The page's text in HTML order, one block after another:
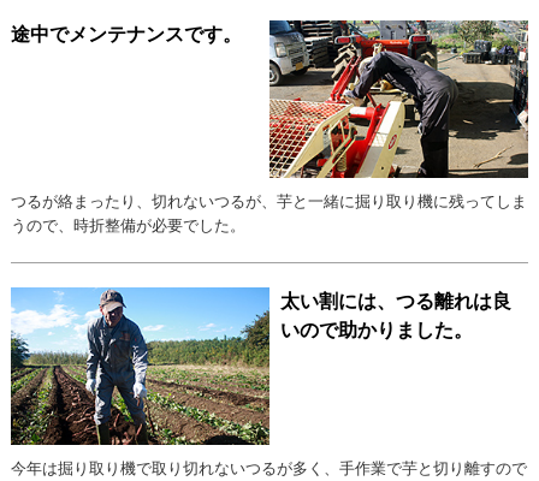
途中でメンテナンスです。
つるが絡まったり、切れないつるが、芋と一緒に掘り取り機に残ってしま
うので、時折整備が必要でした。
太い割には、つる離れは良
いので助かりました。
今年は掘り取り機で取り切れないつるが多く、手作業で芋と切り離すので